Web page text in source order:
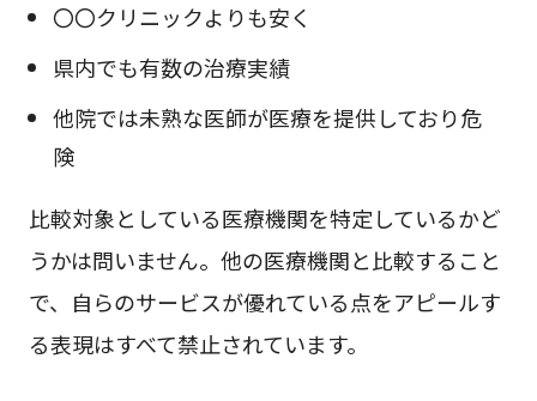
〇〇クリニックよりも安く
県内でも有数の治療実績
他院では未熟な医師が医療を提供しており危
険
比較対象としている医療機関を特定しているかど
うかは問いません。他の医療機関と比較すること
で、自らのサービスが優れている点をアピールす
る表現はすべて禁止されています。